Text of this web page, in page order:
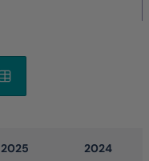
2025 2024